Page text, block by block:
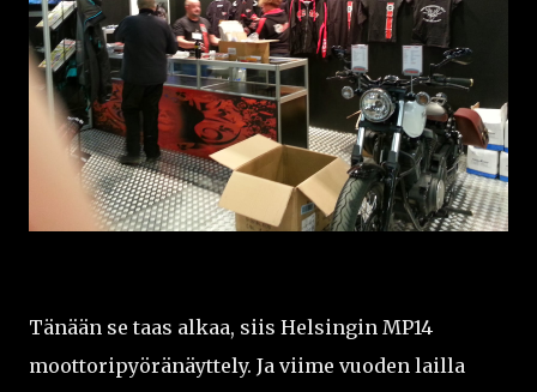
Tänään se taas alkaa, siis Helsingin MP14
moottoripyöränäyttely. Ja viime vuoden lailla